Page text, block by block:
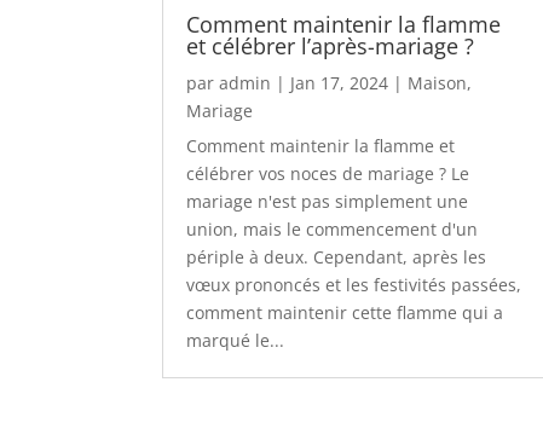
Comment maintenir la flamme
et célébrer l’après-mariage ?
paradmin | Jan 17, 2024 | Maison,
Mariage
Comment maintenir la flamme et
célébrer vos noces de mariage ? Le
mariage n'est pas simplement une
union, mais le commencement d'un
périple à deux. Cependant, après les
vœux prononcés et les festivités passées,
comment maintenir cette flamme qui a
marqué le...